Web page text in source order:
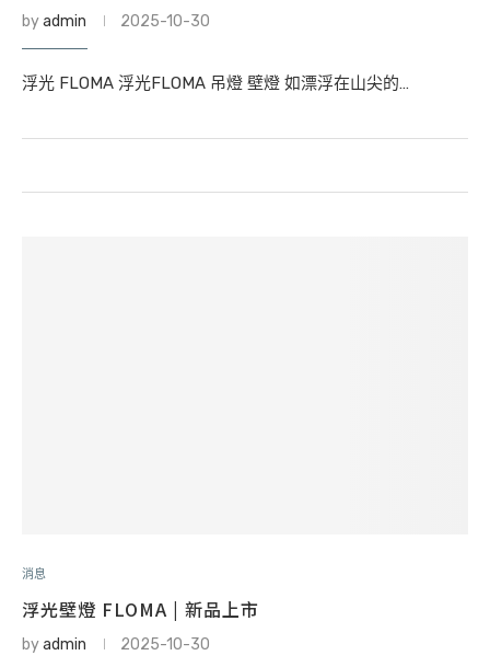
byadmin 2025-10-30
浮光 FLOMA 浮光FLOMA 吊燈 壁燈 如漂浮在山尖的…
消息
浮光壁燈 FLOMA | 新品上市
byadmin 2025-10-30